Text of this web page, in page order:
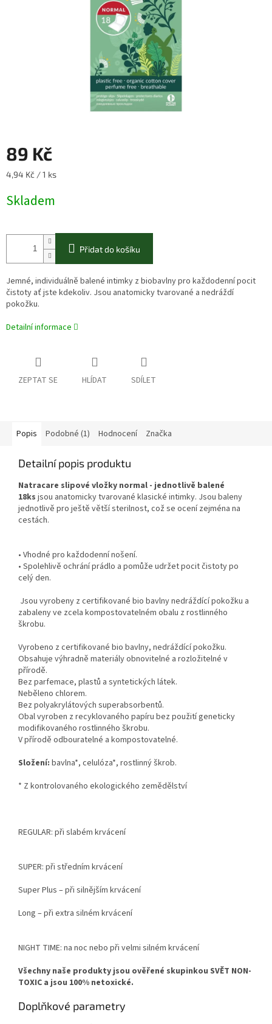
89 Kč
Měrná
4,94 Kč / 1 ks
Skladem
Přidat do košíku
Jemné, individuálně balené intimky z biobavlny pro každodenní pocit
čistoty ať jste kdekoliv. Jsou anatomicky tvarované a nedráždí
pokožku.
Detailní informace
ZEPTAT SE HLÍDAT SDÍLET
Popis Podobné (1) Hodnocení Značka
Detailní popis produktu
Natracare slipové vložky normal - jednotlivě balené
18ks jsou anatomicky tvarované klasické intimky. Jsou baleny
jednotlivě pro ještě větší sterilnost, což se ocení zejména na
cestách.
• Vhodné pro každodenní nošení.
• Spolehlivě ochrání prádlo a pomůže udržet pocit čistoty po
celý den.
Jsou vyrobeny z certifikované bio bavlny nedráždící pokožku a
zabaleny ve zcela kompostovatelném obalu z rostlinného
škrobu.
Vyrobeno z certifikované bio bavlny, nedráždící pokožku.
Obsahuje výhradně materiály obnovitelné a rozložitelné v
přírodě.
Bez parfemace, plastů a syntetických látek.
Neběleno chlorem.
Bez polyakrylátových superabsorbentů.
Obal vyroben z recyklovaného papíru bez použití geneticky
modifikovaného rostlinného škrobu.
V přírodě odbouratelné a kompostovatelné.
Složení: bavlna*, celulóza*, rostlinný škrob.
* Z kontrolovaného ekologického zemědělství
REGULAR: při slabém krvácení
SUPER: při středním krvácení
Super Plus – při silnějším krvácení
Long – při extra silném krvácení
NIGHT TIME: na noc nebo při velmi silném krvácení
Všechny naše produkty jsou ověřené skupinkou SVĚT NON-
TOXIC a jsou 100% netoxické.
Doplňkové parametry